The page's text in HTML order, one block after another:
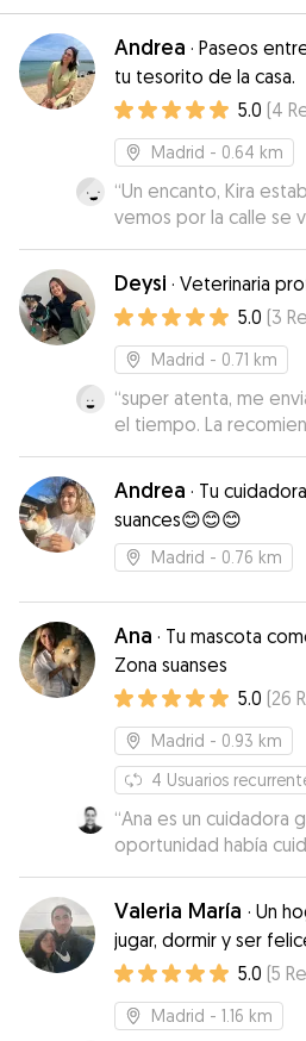
Andrea · Paseos
tu tesorito de la casa.
5.0 (4
Madrid - 0.64 km
“Un encanto, Kira
vemos por la calle se
Deysi · Veterinaria
5.0 (3
Madrid - 0.71 km
“super atenta, me
el tiempo. La
Andrea · Tu
suances😊😊😊
Madrid - 0.76 km
Ana · Tu mascota
Zona suanses
5.0 (26
Madrid - 0.93 km
4 Usuarios
“Ana es un cuidadora
oportunidad había
responsable y
siempre estuvo en
enviándonos fotos y vídeos. Es un cuidadora
muy flexible con los horarios. Ya que
presentan
ningún problema en
más tarde de lo acordado. A
Valeria María · Un
jugar, dormir y ser
5.0 (5
Madrid - 1.16 km